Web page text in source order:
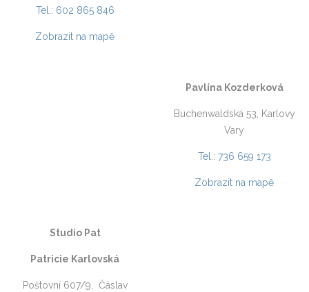
Tel.: 602 865 846
Zobrazit na mapě
Pavlína Kozderková
Buchenwaldská 53, Karlovy
Vary
Tel.: 736 659 173
Zobrazit na mapě
Studio Pat
Patricie Karlovská
Poštovní 607/9, Čáslav